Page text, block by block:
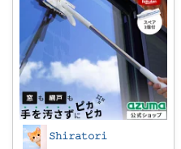
𝚂𝚑𝚒𝚛𝚊𝚝𝚘𝚛𝚒